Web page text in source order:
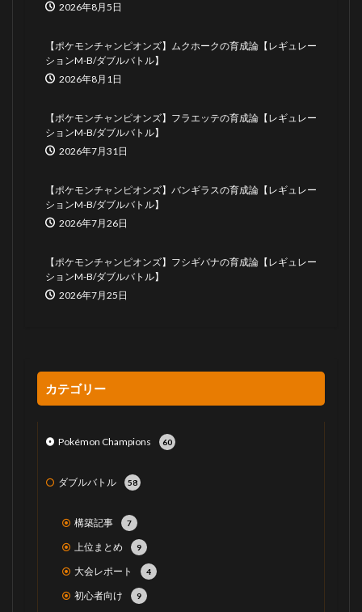
2026年8月5日
【ポケモンチャンピオンズ】ムクホークの育成論【レギュレー
ションM-B/ダブルバトル】
2026年8月1日
【ポケモンチャンピオンズ】フラエッテの育成論【レギュレー
ションM-B/ダブルバトル】
2026年7月31日
【ポケモンチャンピオンズ】バンギラスの育成論【レギュレー
ションM-B/ダブルバトル】
2026年7月26日
【ポケモンチャンピオンズ】フシギバナの育成論【レギュレー
ションM-B/ダブルバトル】
2026年7月25日
カテゴリー
Pokémon Champions 60
ダブルバトル 58
構築記事 7
上位まとめ 9
大会レポート 4
初心者向け 9